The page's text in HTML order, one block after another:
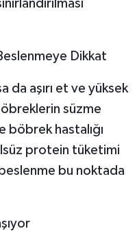
Dikkat
da aşırı et ve yüksek
süzme
böbrek hastalığı
protein tüketimi
bu noktada